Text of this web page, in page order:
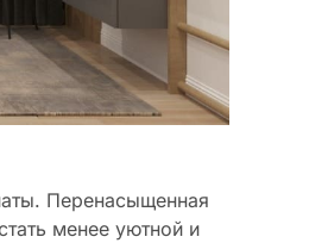
Перенасыщенная
менее уютной и